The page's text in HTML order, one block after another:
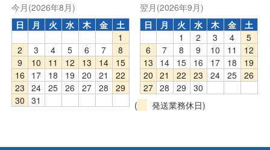
今月(2026年8月)
日
月 火 水 木 金
土
1
2
3 4 5 6 7
8
9
10 11 12 13 14
15
16
17 18 19 20 21
22
23
24 25 26 27 28
29
30
31
翌月(2026年9月)
日
月 火 水 木 金
土
1
2 3 4
5
6
7 8 9 10 11
12
13
14 15 16 17 18
19
20
21 22 23 24 25
26
27 28 29
30
(
発送業務休日)